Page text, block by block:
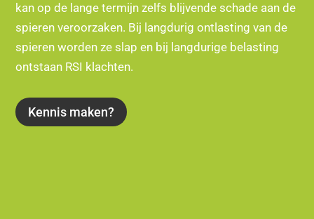
kan op de lange termijn zelfs blijvende schade aan de
spieren veroorzaken. Bij langdurig ontlasting van de
spieren worden ze slap en bij langdurige belasting
ontstaan RSI klachten.
Kennis maken?